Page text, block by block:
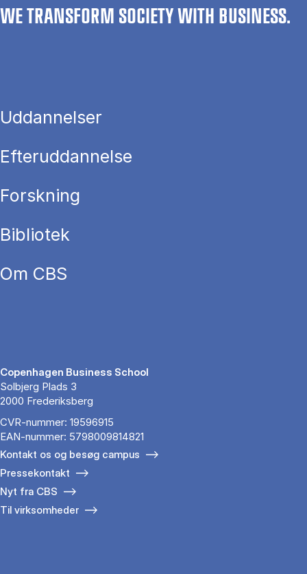
WE TRANSFORM SOCIETY WITH BUSINESS.
Uddannelser
Efteruddannelse
Forskning
Bibliotek
Om CBS
Copenhagen Business School
Solbjerg Plads 3
2000 Frederiksberg
CVR-nummer: 19596915
EAN-nummer: 5798009814821
Kontakt os og besøg campus
Pressekontakt
Nyt fra CBS
Til virksomheder